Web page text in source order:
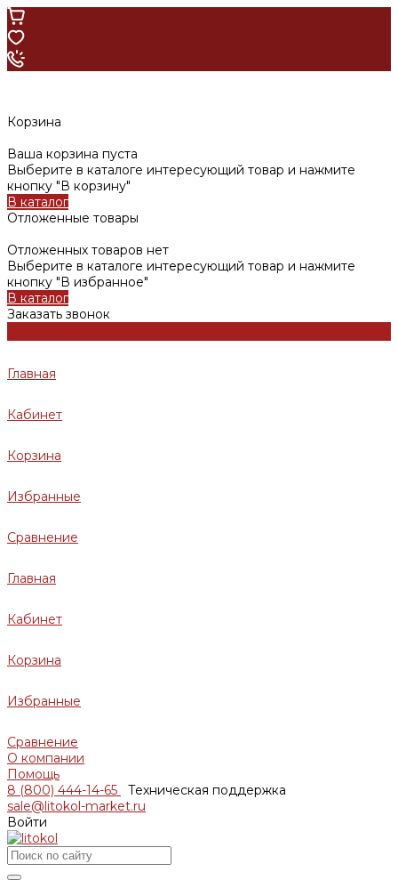
Корзина
Ваша корзина пуста
Выберите в каталоге интересующий товар и нажмите
кнопку "В корзину"
В каталог
Отложенные товары
Отложенных товаров нет
Выберите в каталоге интересующий товар и нажмите
кнопку "В избранное"
В каталог
Заказать звонок
Главная
Кабинет
Корзина
Избранные
Сравнение
Главная
Кабинет
Корзина
Избранные
Сравнение
О компании
Помощь
8 (800) 444-14-65
Техническая поддержка
sale@litokol-market.ru
Войти